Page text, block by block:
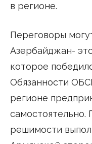
в регионе.
Переговоры
Азербайджан-
которое
Обязанности
регионе
самостоятельно.
решимости